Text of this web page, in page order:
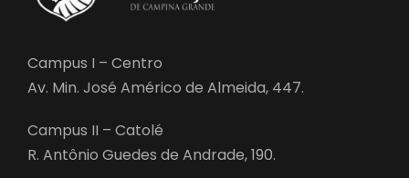
Campus I – Centro
Av. Min. José Américo de Almeida, 447.
Campus II – Catolé
R. Antônio Guedes de Andrade, 190.